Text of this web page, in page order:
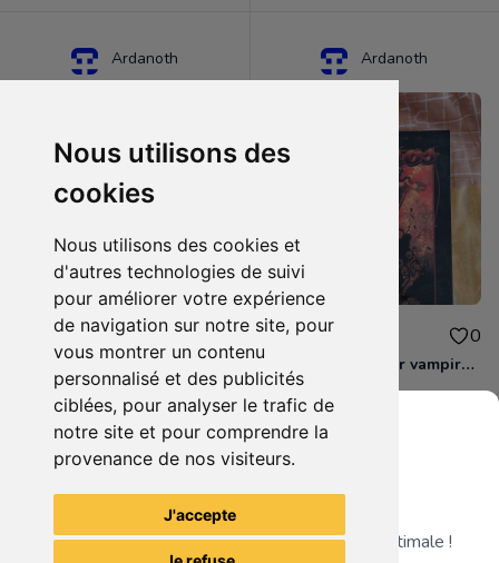
Nous utilisons des
cookies
Nous utilisons des cookies et
d'autres technologies de suivi
pour améliorer votre expérience
de navigation sur notre site, pour
vous montrer un contenu
personnalisé et des publicités
ciblées, pour analyser le trafic de
notre site et pour comprendre la
provenance de nos visiteurs.
J'accepte
Ardanoth
32.00€ 4
Livre de clan pour vampire la mascarade
Ardanoth
60.00€ 0
Livre de clan pour vampire la mascarade
Voir tous les articles du vendeur
Grenier du Geek
Télécharge notre app pour une expérience optimale !